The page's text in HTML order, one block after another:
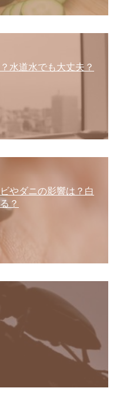
水道水でも大丈夫？
やダニの影響は？白
？